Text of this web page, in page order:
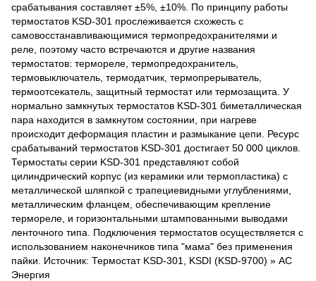
срабатывания составляет ±5%, ±10%. По принципу работы
термостатов KSD-301 прослеживается схожесть с
самовосстанавливающимися термопредохранителями и
реле, поэтому часто встречаются и другие названия
термостатов: термореле, термопредохранитель,
термовыключатель, термодатчик, термопрерыватель,
термоотсекатель, защитный термостат или термозащита. У
нормально замкнутых термостатов KSD-301 биметаллическая
пара находится в замкнутом состоянии, при нагреве
происходит деформация пластин и размыкание цепи. Ресурс
срабатываний термостатов KSD-301 достигает 50 000 циклов.
Термостаты серии KSD-301 представляют собой
цилиндрический корпус (из керамики или термопластика) с
металлической шляпкой с трапециевидными углублениями,
металлическим фланцем, обеспечивающим крепление
термореле, и горизонтальными штампованными выводами
ленточного типа. Подключения термостатов осуществляется с
использованием наконечников типа "мама" без применения
пайки. Источник: Термостат KSD-301, KSDI (KSD-9700) » АС
Энергия